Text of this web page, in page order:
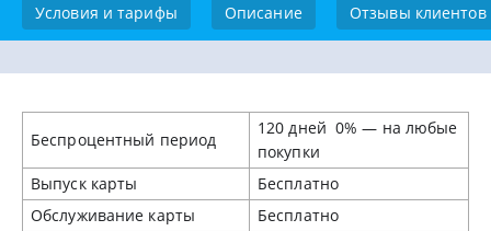
Условия и тарифы Описание Отзывы клиентов
Беспроцентный период
120 дней 0% — на любые
покупки
Выпуск карты
Бесплатно
Обслуживание карты
Бесплатно